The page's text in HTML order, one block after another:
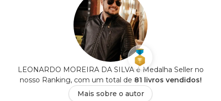
LEONARDO MOREIRA DA SILVA é Medalha Seller no
nosso Ranking, com um total de 81 livros vendidos!
Mais sobre o autor